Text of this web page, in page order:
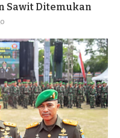
Sawit Ditemukan